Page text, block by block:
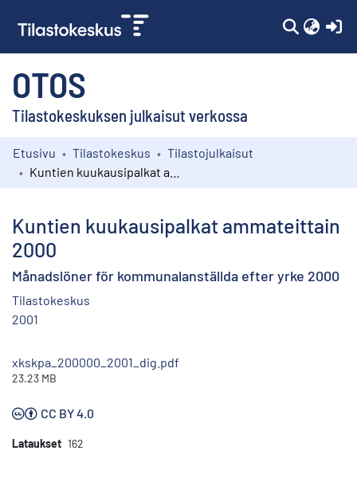
OTOS
Tilastokeskuksen julkaisut verkossa
Kokoelmat
Etusivu Tilastokeskus
Tilastojulkaisut
Kuntien kuukausipalkat ammateittain
2000
Månadslöner för kommunalanställda efter yrke 2000
Tilastokeskus
2001
xkskpa_200000_2001_dig.pdf
23.23 MB
CC BY 4.0
Lataukset 162